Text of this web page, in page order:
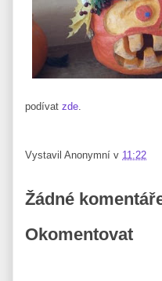
podívat zde
Vystavil Anonymní v 11:22
Žádné
Okomentovat